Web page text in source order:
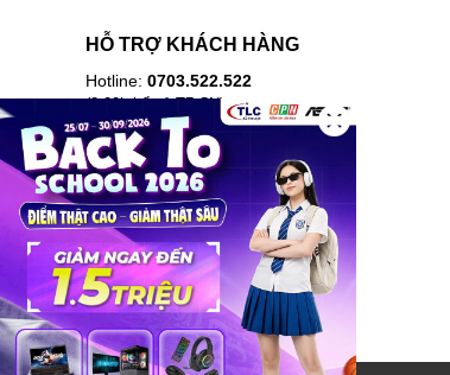
HỖ TRỢ KHÁCH HÀNG
Hotline: 0703.522.522
(8-20h kể cả T7,CN)
Hướng dẫn mua hàng
Câu hỏi thường gặp
Lịch sử mua hàng
Hóa đơn điện tử
Vận chuyển và giao nhận
Hướng dẫn trả góp
Chính sách bảo hành, đổi trả